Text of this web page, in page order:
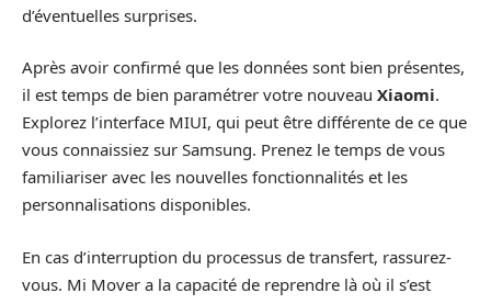
d’éventuelles surprises.
Après avoir confirmé que les données sont bien présentes,
il est temps de bien paramétrer votre nouveau Xiaomi.
Explorez l’interface MIUI, qui peut être différente de ce que
vous connaissiez sur Samsung. Prenez le temps de vous
familiariser avec les nouvelles fonctionnalités et les
personnalisations disponibles.
En cas d’interruption du processus de transfert, rassurez-
vous. Mi Mover a la capacité de reprendre là où il s’est